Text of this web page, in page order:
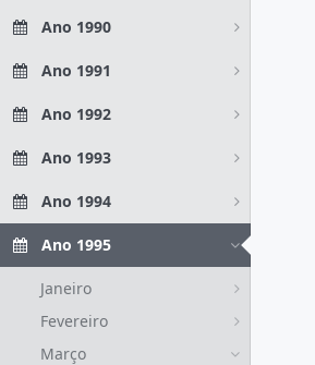
Ano 1990
Ano 1991
Ano 1992
Ano 1993
Ano 1994
Ano 1995
Janeiro
Fevereiro
Março